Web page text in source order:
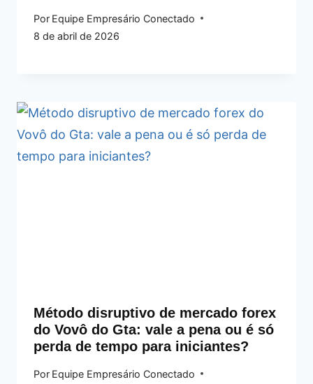
Por Equipe Empresário Conectado
8 de abril de 2026
Método disruptivo de mercado forex
do Vovô do Gta: vale a pena ou é só
perda de tempo para iniciantes?
Por Equipe Empresário Conectado